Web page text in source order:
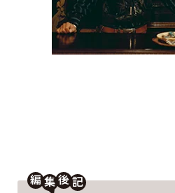
編
後